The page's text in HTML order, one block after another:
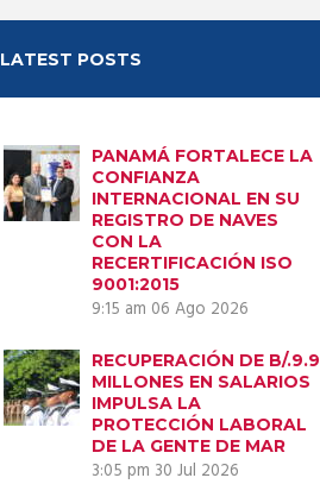
People Making
Paper...
LATEST POSTS
PANAMÁ FORTALECE LA
CONFIANZA
INTERNACIONAL EN SU
REGISTRO DE NAVES
CON LA
RECERTIFICACIÓN ISO
9001:2015
9:15 am 06 Ago 2026
RECUPERACIÓN DE B/.9.9
MILLONES EN SALARIOS
IMPULSA LA
PROTECCIÓN LABORAL
DE LA GENTE DE MAR
3:05 pm 30 Jul 2026